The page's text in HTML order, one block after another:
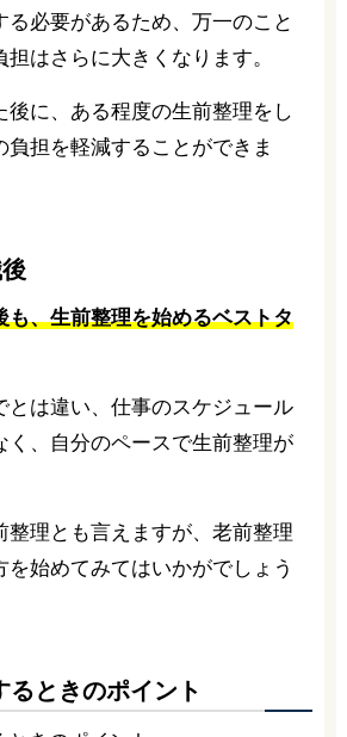
る必要があるため、万一のこと
はさらに大きくなります。
後に、ある程度の生前整理をし
負担を軽減することができま
も、生前整理を始めるベストタ
とは違い、仕事のスケジュール
く、自分のペースで生前整理が
整理とも言えますが、老前整理
を始めてみてはいかがでしょう
るときのポイント